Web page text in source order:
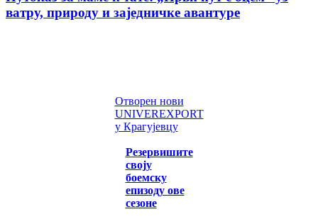
ватру, природу и заједничке авантуре
Отворен нови
UNIVEREXPORT
у Крагујевцу
Резервишите
своју
боемску
епизоду ове
сезоне